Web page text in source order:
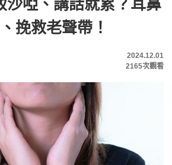
沙啞、講話就累？耳鼻
挽救老聲帶！
2024.12.01
2165次觀看